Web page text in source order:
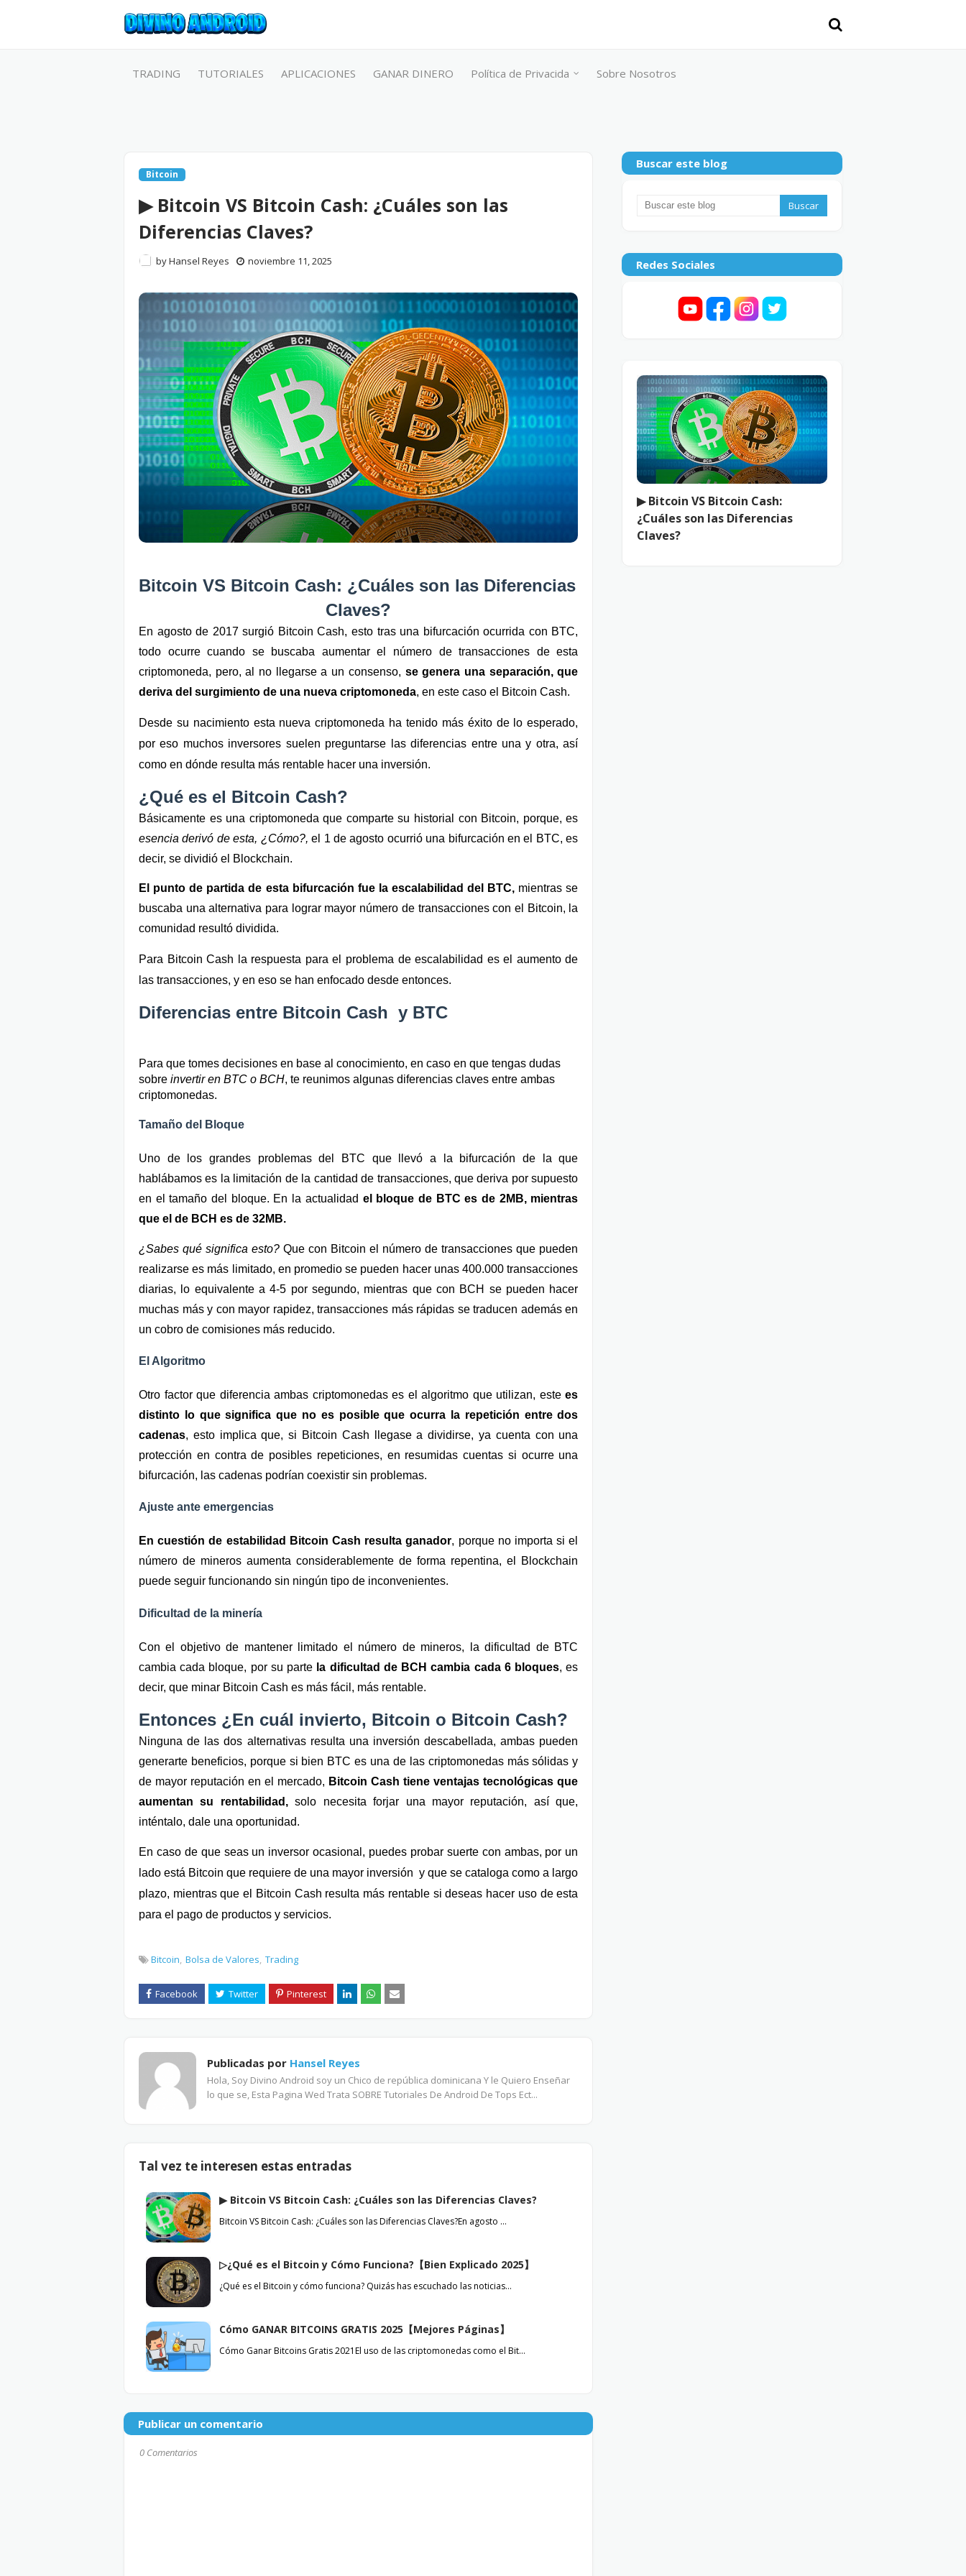
TRADING TUTORIALES APLICACIONES GANAR DINERO Política de Privacida Sobre Nosotros
Bitcoin
▶︎ Bitcoin VS Bitcoin Cash: ¿Cuáles son las
Diferencias Claves?
byHansel Reyes noviembre 11, 2025
Bitcoin VS Bitcoin Cash: ¿Cuáles son las Diferencias
Claves?
En agosto de 2017 surgió Bitcoin Cash, esto tras una bifurcación ocurrida con BTC,
todo ocurre cuando se buscaba aumentar el número de transacciones de esta
criptomoneda, pero, al no llegarse a un consenso, se genera una separación, que
deriva del surgimiento de una nueva criptomoneda, en este caso el Bitcoin Cash.
Desde su nacimiento esta nueva criptomoneda ha tenido más éxito de lo esperado,
por eso muchos inversores suelen preguntarse las diferencias entre una y otra, así
como en dónde resulta más rentable hacer una inversión.
¿Qué es el Bitcoin Cash?
esencia derivó de esta, ¿Cómo?, el 1 de agosto ocurrió una bifurcación en el BTC, es
decir, se dividió el Blockchain.
El punto de partida de esta bifurcación fue la escalabilidad del BTC, mientras se
buscaba una alternativa para lograr mayor número de transacciones con el Bitcoin, la
comunidad resultó dividida.
Para Bitcoin Cash la respuesta para el problema de escalabilidad es el aumento de
las transacciones, y en eso se han enfocado desde entonces.
Diferencias entre Bitcoin Cash  y BTC
Para que tomes decisiones en base al conocimiento, en caso en que tengas dudas
sobre invertir en BTC o BCH, te reunimos algunas diferencias claves entre ambas
criptomonedas.
Tamaño del Bloque
Uno de los grandes problemas del BTC que llevó a la bifurcación de la que
hablábamos es la limitación de la cantidad de transacciones, que deriva por supuesto
en el tamaño del bloque. En la actualidad el
bloque de BTC es de 2MB, mientras
que el de BCH es de 32MB.
¿Sabes qué significa esto? Que con Bitcoin el número de transacciones que pueden
realizarse es más limitado, en promedio se pueden hacer unas 400.000 transacciones
diarias, lo equivalente a 4-5 por segundo, mientras que con BCH se pueden hacer
muchas más y con mayor rapidez, transacciones más rápidas se traducen además en
un cobro de comisiones más reducido.
El Algoritmo
Otro factor que diferencia ambas criptomonedas es el algoritmo que utilizan, este es
distinto lo que significa que no es posible que ocurra la repetición entre dos
cadenas, esto implica que, si Bitcoin Cash llegase a dividirse, ya cuenta con una
protección en contra de posibles repeticiones, en resumidas cuentas si ocurre una
bifurcación, las cadenas podrían coexistir sin problemas.
Ajuste ante emergencias
En cuestión de estabilidad Bitcoin Cash resulta ganador, porque no importa si el
número de mineros aumenta considerablemente de forma repentina, el Blockchain
puede seguir funcionando sin ningún tipo de inconvenientes.
Dificultad de la minería
Con el objetivo de mantener limitado el número de mineros, la dificultad de BTC
cambia cada bloque, por su parte la dificultad de BCH cambia cada 6 bloques, es
decir, que minar Bitcoin Cash es más fácil, más rentable.
Entonces ¿En cuál invierto, Bitcoin o Bitcoin Cash?
Ninguna de las dos alternativas resulta una inversión descabellada, ambas pueden
generarte beneficios, porque si bien BTC es una de las criptomonedas más sólidas y
de mayor reputación en el mercado, Bitcoin Cash tiene ventajas tecnológicas que
aumentan su rentabilidad, solo necesita forjar una mayor reputación, así que,
inténtalo, dale una oportunidad.
En caso de que seas un inversor ocasional, puedes probar suerte con ambas, por un
lado está Bitcoin que requiere de una mayor inversión  y que se cataloga como a largo
plazo, mientras que el Bitcoin Cash resulta más rentable si deseas hacer uso de esta
para el pago de productos y servicios.
Bitcoin Bolsa de Valores Trading
Publicadas por Hansel Reyes
Hola, Soy Divino Android soy un Chico de república dominicana Y le Quiero Enseñar
lo que se, Esta Pagina Wed Trata SOBRE Tutoriales De Android De Tops Ect...
Tal vez te interesen estas entradas
▶︎ Bitcoin VS Bitcoin Cash: ¿Cuáles son las Diferencias Claves?
Bitcoin VS Bitcoin Cash: ¿Cuáles son las Diferencias Claves?En agosto …
▷¿Qué es el Bitcoin y Cómo Funciona?【Bien Explicado 2025】
¿Qué es el Bitcoin y cómo funciona? Quizás has escuchado las noticias…
Cómo GANAR BITCOINS GRATIS 2025【Mejores Páginas】
Cómo Ganar Bitcoins Gratis 2021El uso de las criptomonedas como el Bit…
Publicar un comentario
0 Comentarios
Buscar este blog
Redes Sociales
▶︎ Bitcoin VS Bitcoin Cash:
¿Cuáles son las Diferencias
Claves?